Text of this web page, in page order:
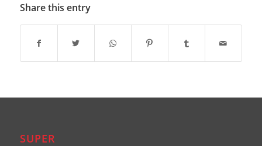
Share this entry
SUPER